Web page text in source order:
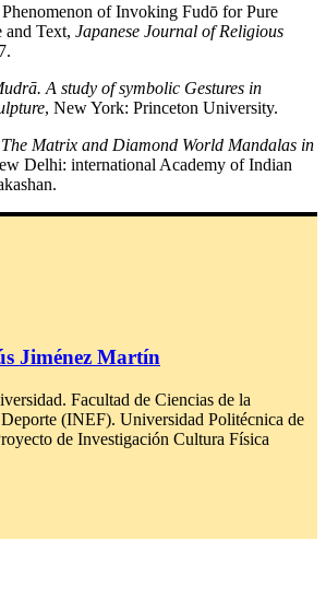
of Invoking Fudō for Pure
and Text, Japanese Journal of Religious
A study of symbolic Gestures in
, New York: Princeton University.
The Matrix and Diamond World Mandalas in
Delhi: international Academy of Indian
Jiménez Martín
Facultad de Ciencias de la
(INEF). Universidad Politécnica de
de Investigación Cultura Física